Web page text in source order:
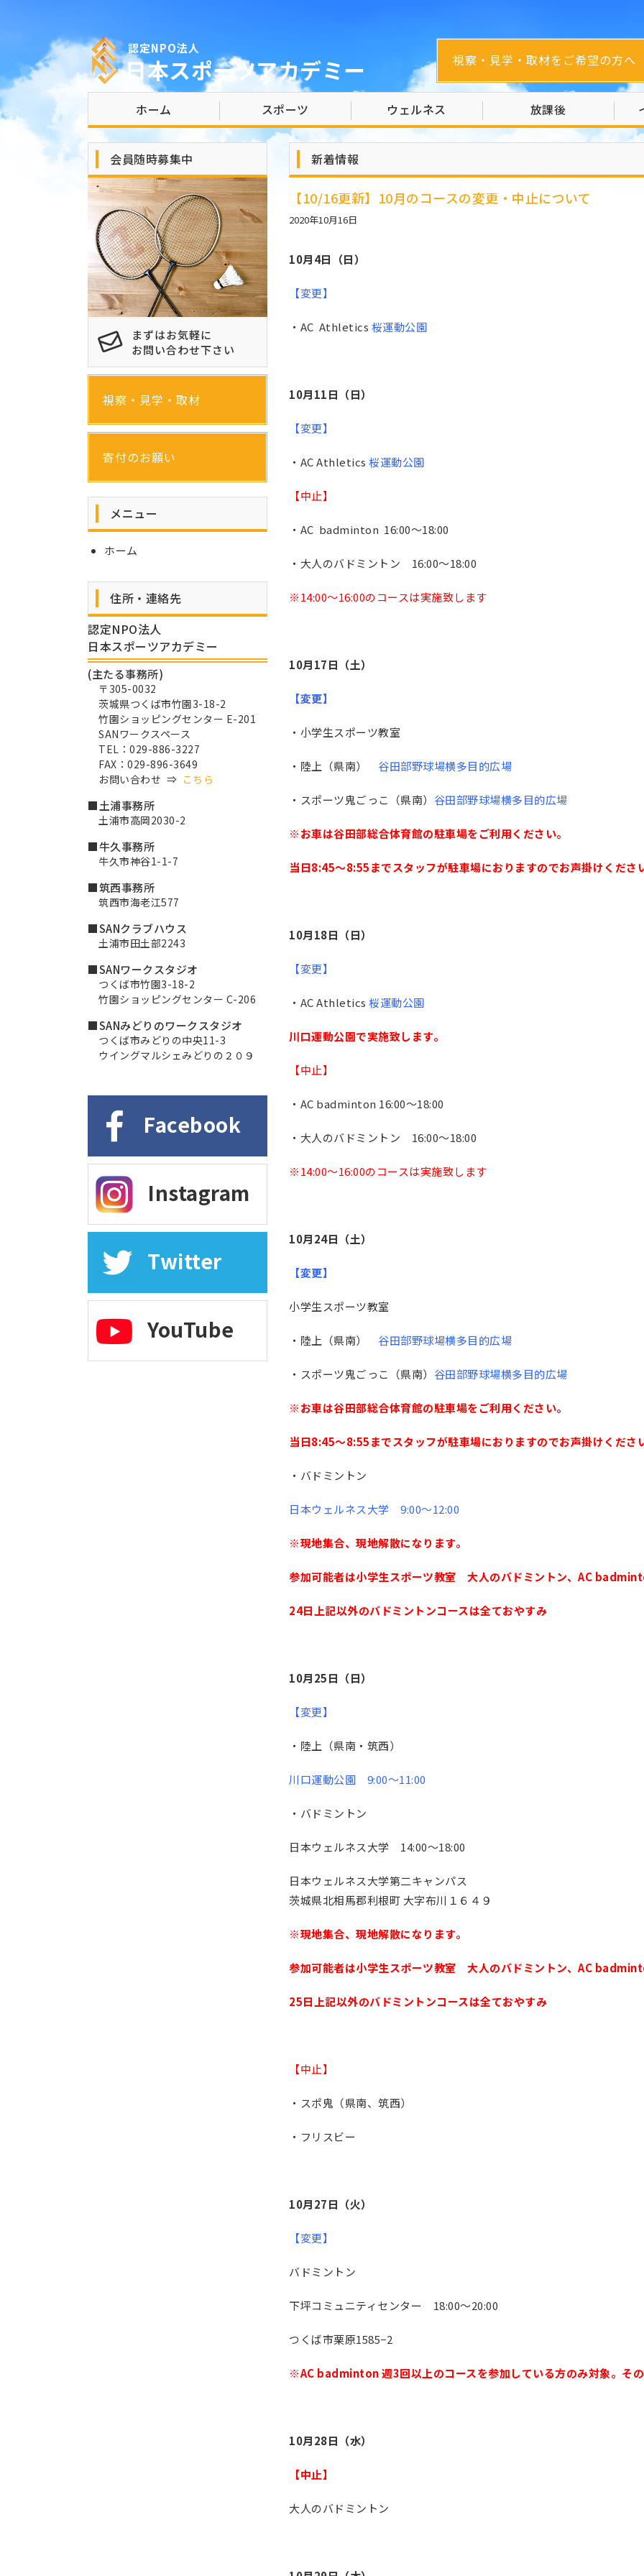
認定NPO法人
日本スポーツアカデミー 視察・見学・取材をご希望の方へ
ホーム スポーツ ウェルネス 放課後
新着情報
【10/16更新】10月のコースの変更・中止について
2020年10月16日
10月4日（日）
【変更】
・AC Athletics 桜運動公園
10月11日（日）
【変更】
・AC Athletics 桜運動公園
【中止】
・AC badminton 16:00〜18:00
・大人のバドミントン 16:00〜18:00
※14:00〜16:00のコースは実施致します
10月17日（土）
【変更】
・小学生スポーツ教室
・陸上（県南） 谷田部野球場横多目的広場
・スポーツ鬼ごっこ（県南） 谷田部野球場横多目的広場
※お車は谷田部総合体育館の駐車場をご利用ください。
当日8:45〜8:55までスタッフが駐車場におりますのでお声掛けくださ
10月18日（日）
【変更】
・AC Athletics 桜運動公園
川口運動公園で実施致します。
【中止】
・AC badminton 16:00〜18:00
・大人のバドミントン 16:00〜18:00
※14:00〜16:00のコースは実施致します
10月24日（土）
【変更】
小学生スポーツ教室
・陸上（県南） 谷田部野球場横多目的広場
・スポーツ鬼ごっこ（県南） 谷田部野球場横多目的広場
※お車は谷田部総合体育館の駐車場をご利用ください。
当日8:45〜8:55までスタッフが駐車場におりますのでお声掛けくださ
・バドミントン
日本ウェルネス大学 9:00〜12:00
※現地集合、現地解散になります。
参加可能者は小学生スポーツ教室 大人のバドミントン、AC
24日上記以外のバドミントンコースは全ておやすみ
10月25日（日）
【変更】
・陸上（県南・筑西）
川口運動公園 9:00〜11:00
・バドミントン
日本ウェルネス大学 14:00〜18:00
日本ウェルネス大学第二キャンパス
茨城県北相馬郡利根町 大字布川１６４９
※現地集合、現地解散になります。
参加可能者は小学生スポーツ教室 大人のバドミントン、AC
25日上記以外のバドミントンコースは全ておやすみ
【中止】
・スポ鬼（県南、筑西）
・フリスビー
10月27日（火）
【変更】
バドミントン
下坪コミュニティセンター 18:00〜20:00
つくば市栗原1585−2
※AC badminton 週3回以上のコースを参加している方のみ対象。そ
10月28日（水）
【中止】
大人のバドミントン
会員随時募集中
まずはお気軽に
お問い合わせ下さい
視察・見学・取材
寄付のお願い
メニュー
ホーム
住所・連絡先
認定NPO法人
日本スポーツアカデミー
(主たる事務所)
〒305-0032
茨城県つくば市竹園3-18-2
竹園ショッピングセンター E-201
SANワークスペース
TEL：029-886-3227
FAX：029-896-3649
お問い合わせ ⇒ こちら
■土浦事務所
土浦市高岡2030-2
■牛久事務所
牛久市神谷1-1-7
■筑西事務所
筑西市海老江577
■SANクラブハウス
土浦市田土部2243
■SANワークスタジオ
つくば市竹園3-18-2
竹園ショッピングセンター C-206
■SANみどりのワークスタジオ
つくば市みどりの中央11-3
ウイングマルシェみどりの２０９
Facebook
Instagram
Twitter
YouTube